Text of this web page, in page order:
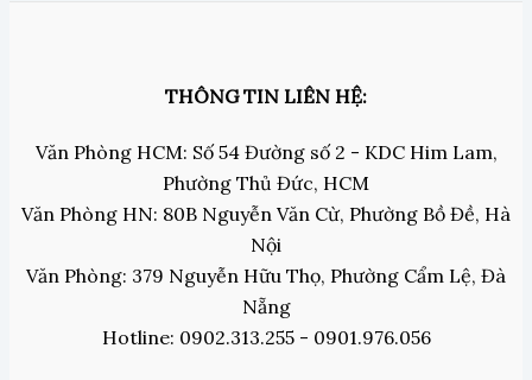
THÔNG TIN LIÊN HỆ:
Văn Phòng HCM: Số 54 Đường số 2 - KDC Him Lam,
Phường Thủ Đức, HCM
Văn Phòng HN: 80B Nguyễn Văn Cừ, Phường Bồ Đề, Hà
Nội
Văn Phòng: 379 Nguyễn Hữu Thọ, Phường Cẩm Lệ, Đà
Nẵng
Hotline: 0902.313.255 - 0901.976.056